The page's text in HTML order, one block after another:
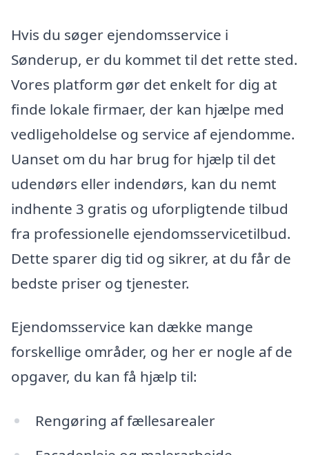
Hvis du søger ejendomsservice i
Sønderup, er du kommet til det rette sted.
Vores platform gør det enkelt for dig at
finde lokale firmaer, der kan hjælpe med
vedligeholdelse og service af ejendomme.
Uanset om du har brug for hjælp til det
udendørs eller indendørs, kan du nemt
indhente 3 gratis og uforpligtende tilbud
fra professionelle ejendomsservicetilbud.
Dette sparer dig tid og sikrer, at du får de
bedste priser og tjenester.
Ejendomsservice kan dække mange
forskellige områder, og her er nogle af de
opgaver, du kan få hjælp til:
Rengøring af fællesarealer